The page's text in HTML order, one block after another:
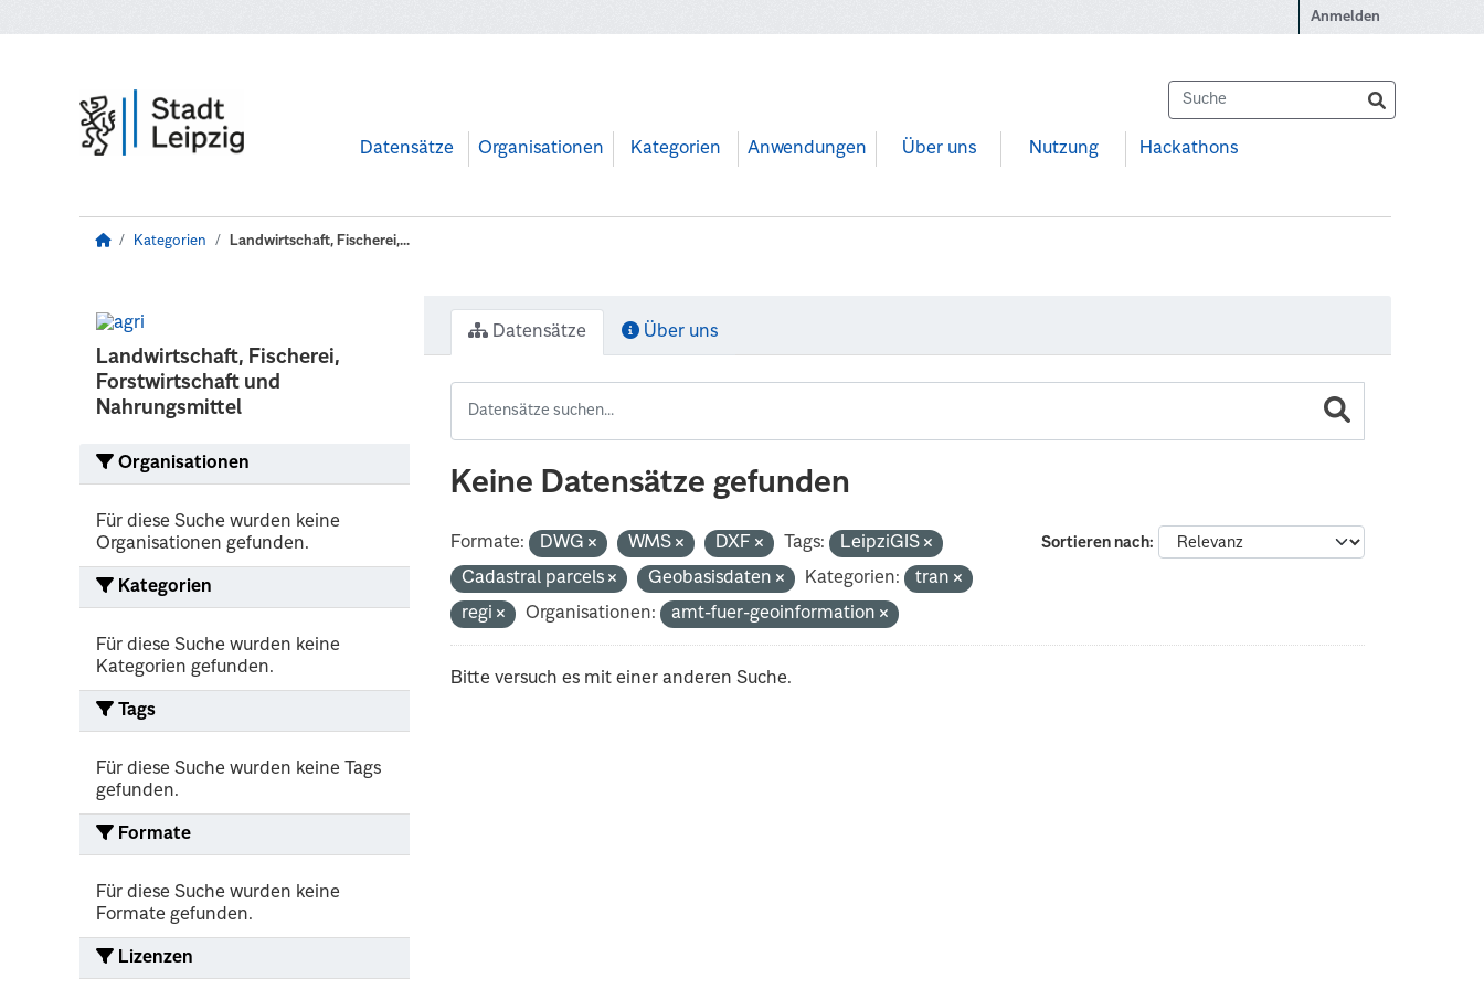
Anmelden
Datensätze Organisationen Kategorien Anwendungen Über uns Nutzung Hackathons
Kategorien Landwirtschaft, Fischerei,...
Landwirtschaft, Fischerei,
Forstwirtschaft und
Nahrungsmittel
Organisationen
Für diese Suche wurden keine
Organisationen gefunden.
Kategorien
Für diese Suche wurden keine
Kategorien gefunden.
Tags
Für diese Suche wurden keine Tags
gefunden.
Formate
Für diese Suche wurden keine
Formate gefunden.
Lizenzen
Datensätze Über uns
Keine Datensätze gefunden
Sortieren nach
Formate: DWG WMS DXF Tags:
LeipziGIS
Cadastral parcels
Geobasisdaten Kategorien:
tran
regi
Organisationen: amt-fuer-geoinformation
Bitte versuch es mit einer anderen Suche.